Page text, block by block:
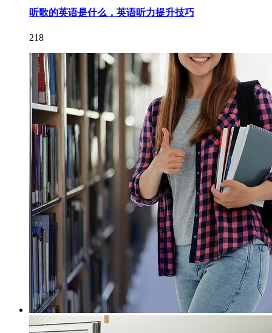
听歌的英语是什么，英语听力提升技巧
218